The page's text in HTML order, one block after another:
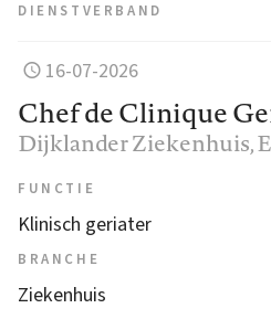
DIENSTVERBAND
16-07-2026
Chef de Clinique
Dijklander Ziekenhuis,
FUNCTIE
Klinisch geriater
BRANCHE
Ziekenhuis